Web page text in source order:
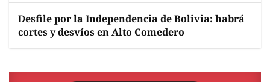
Desfile por la Independencia de Bolivia: habrá
cortes y desvíos en Alto Comedero